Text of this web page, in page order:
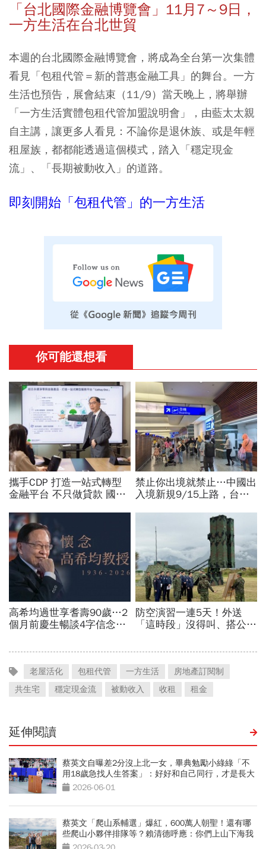
「台北國際金融博覽會」11月7～9日，
一方生活在台北世貿
本週的台北國際金融博覽會，將成為全台第一次集體
看見「包租代管＝新的普惠金融工具」的舞台。一方
生活也預告，展會結束（11/9）當天晚上，將舉辦
「一方生活實體包租代管加盟說明會」，由藍太太親
自主講，讓更多人看見：不論你是退休族、或是年輕
租屋族，都都能透過這個模式，踏入「穩定現金
流」、「長期被動收入」的道路。
即刻開始「包租代管」的一方生活
老屋活化 包租代管 一方生活
房地產訂閱制
共生宅
穩定現金流 被動收入 收租 租金
延伸閱讀
蔡英文自曝差2分沒上北一女，畢典勉勵小綠綠「不
用18歲急找人生答案」：好好和自己同行，才是長大
的開始
2026-06-01
蔡英文「爬山系輔選」爆紅，600萬人朝聖！還有哪
些爬山小夥伴排隊等？賴清德呼應：你們上山下海我
來